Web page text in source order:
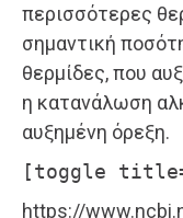
περισσότερες
σημαντική
θερμίδες, που
η κατανάλωση
αυξημένη όρεξη.
[toggle
https://